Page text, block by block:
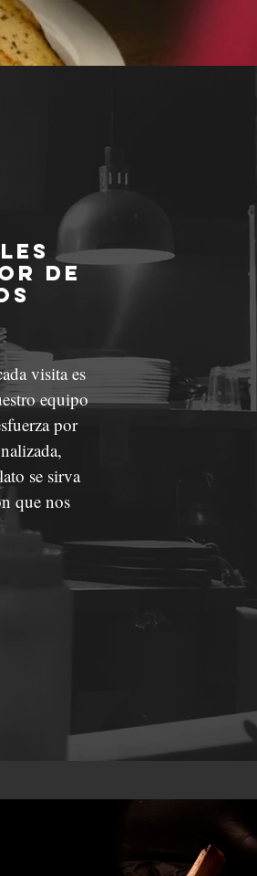
de
visita es
equipo
por
se sirva
que nos